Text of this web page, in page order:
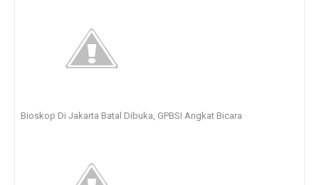
Bioskop Di Jakarta Batal Dibuka, GPBSI Angkat Bicara